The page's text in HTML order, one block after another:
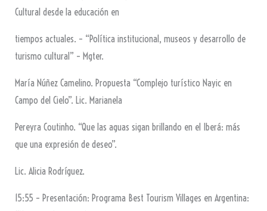
Cultural desde la educación en
tiempos actuales. – “Política institucional, museos y desarrollo de
turismo cultural” – Mgter.
María Núñez Camelino. Propuesta “Complejo turístico Nayic en
Campo del Cielo”. Lic. Marianela
Pereyra Coutinho. “Que las aguas sigan brillando en el Iberá: más
que una expresión de deseo”.
Lic. Alicia Rodríguez.
15:55 – Presentación: Programa Best Tourism Villages en Argentina: